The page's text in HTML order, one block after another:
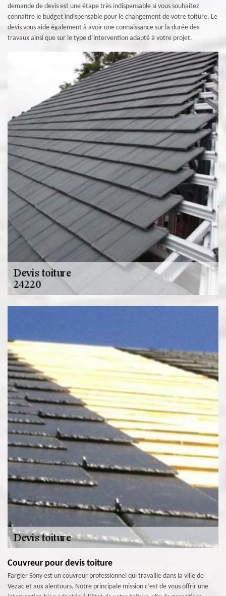
demande de devis est une étape très indispensable si vous souhaitez
connaitre le budget indispensable pour le changement de votre toiture. Le
devis vous aide également à avoir une connaissance sur la durée des
travaux ainsi que sur le type d’intervention adapté à votre projet.
Couvreur pour devis toiture
Fargier Sony est un couvreur professionnel qui travaille dans la ville de
Vezac et aux alentours. Notre principale mission c’est de vous offrir une